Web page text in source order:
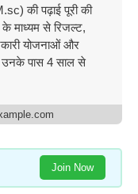
की पढ़ाई पूरी की
माध्यम से रिजल्ट,
योजनाओं और
उनके पास 4 साल से
Join Now